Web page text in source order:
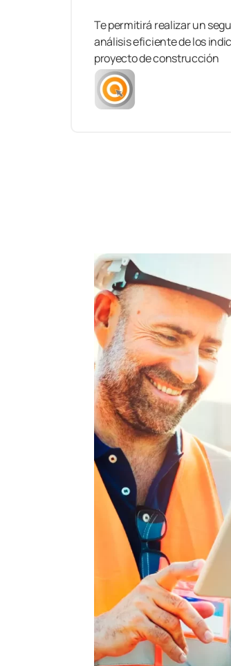
Te permitirá realizar un
análisis eficiente de los
proyecto de construcción